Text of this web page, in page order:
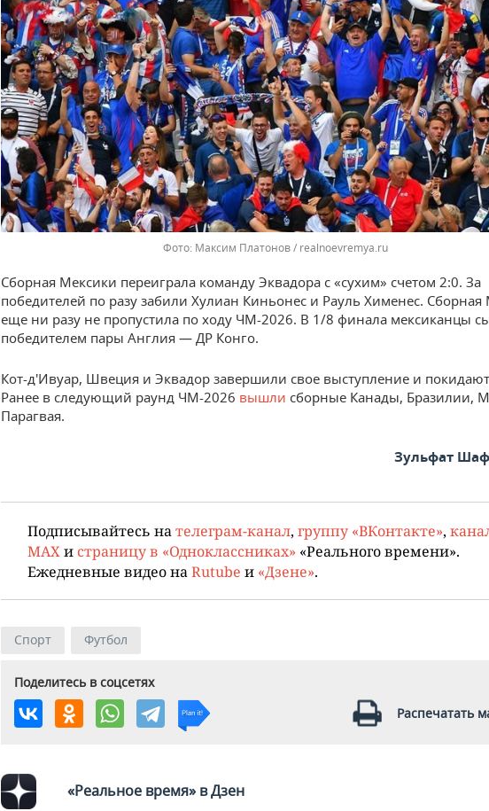
Максим Платонов / realnoevremya.ru
Сборная Мексики переиграла команду Эквадора с «сухим» счетом 2:0. За
победителей по разу забили Хулиан Киньонес и Рауль Хименес. Сборная
еще ни разу не пропустила по ходу ЧМ-2026. В 1/8 финала мексиканцы
победителем пары Англия — ДР Конго.
Кот-д'Ивуар, Швеция и Эквадор завершили свое выступление и
Ранее в следующий раунд ЧМ-2026 вышли сборные Канады, Бразилии,
Парагвая.
Зульфат
Подписывайтесь на телеграм-канал, группу «ВКонтакте»,
MAX и страницу в «Одноклассниках» «Реального времени».
Ежедневные видео на Rutube и «Дзене».
Спорт Футбол
Поделитесь в соцсетях
Распечатать
«Реальное время» в Дзен